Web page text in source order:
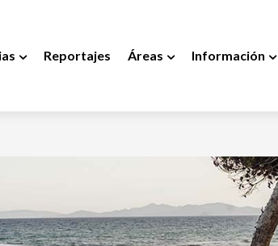
Reportajes Áreas Información